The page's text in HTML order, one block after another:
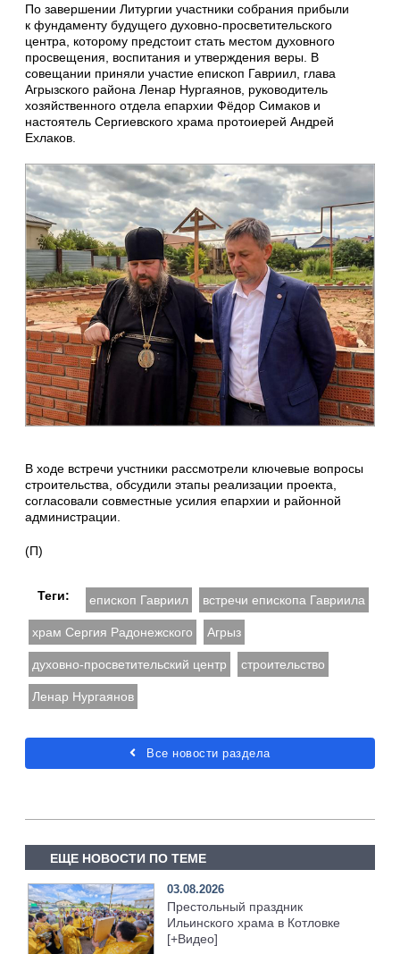
По завершении Литургии участники собрания прибыли
к фундаменту будущего духовно-просветительского
центра, которому предстоит стать местом духовного
просвещения, воспитания и утверждения веры. В
совещании приняли участие епископ Гавриил, глава
Агрызского района Ленар Нургаянов, руководитель
хозяйственного отдела епархии Фёдор Симаков и
настоятель Сергиевского храма протоиерей Андрей
Ехлаков.
В ходе встречи учстники рассмотрели ключевые вопросы
строительства, обсудили этапы реализации проекта,
согласовали совместные усилия епархии и районной
администрации.
(П)
Теги: епископ Гавриил встречи епископа Гавриила
храм Сергия Радонежского Агрыз
духовно‑просветительский центр строительство
Ленар Нургаянов
Все новости раздела
ЕЩЕ НОВОСТИ ПО ТЕМЕ
03.08.2026
Престольный праздник
Ильинского храма в Котловке
[+Видео]